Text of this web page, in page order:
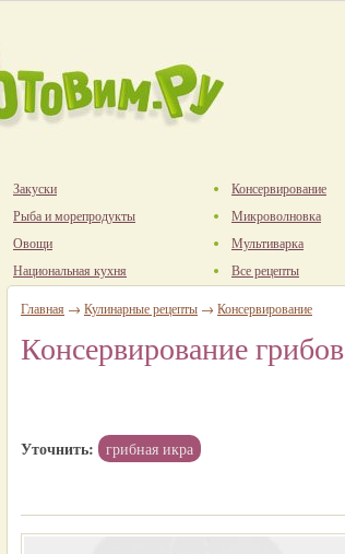
Закуски
Рыба и морепродукты
Овощи
Национальная кухня
Консервирование
Микроволновка
Мультиварка
Все рецепты
Главная → Кулинарные рецепты → Консервирование
Консервирование грибов
Уточнить: грибная икра